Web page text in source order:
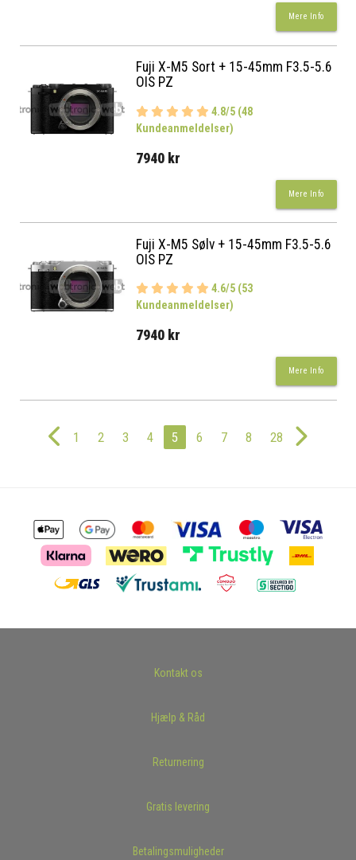
Mere Info
Fuji X-M5 Sort + 15-45mm F3.5-5.6
OIS PZ
4.8/5 (48
Kundeanmeldelser)
7940 kr
Mere Info
Fuji X-M5 Sølv + 15-45mm F3.5-5.6
OIS PZ
4.6/5 (53
Kundeanmeldelser)
7940 kr
Mere Info
1 2 3 4 5 6 7 8 28
Kontakt os
Hjælp & Råd
Returnering
Gratis levering
Betalingsmuligheder